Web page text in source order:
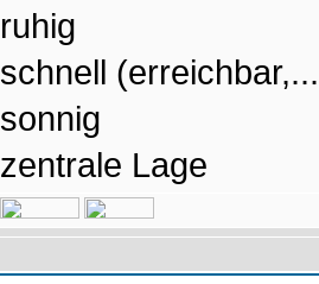
ruhig
schnell
sonnig
zentrale Lage